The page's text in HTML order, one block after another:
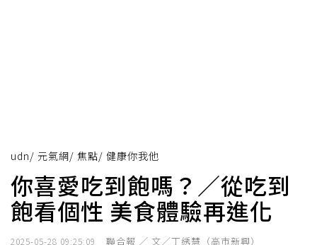
udn/ 元氣網/ 焦點/ 健康你我他
你喜愛吃到飽嗎？／從吃到
飽看個性 美食體驗再進化
2025-05-28 09:25:09 聯合報 ／ 文／丁綉慧（高巿新興）